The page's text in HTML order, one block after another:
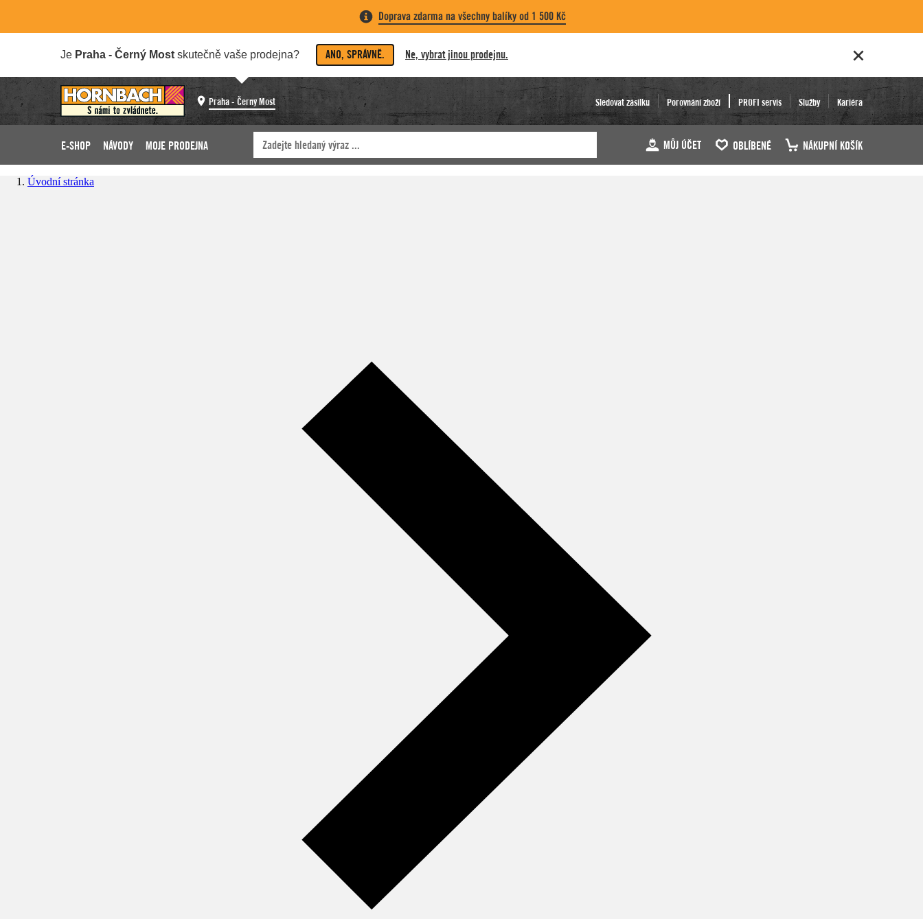
Doprava zdarma na všechny balíky od 1 500 Kč
Je Praha - Černý Most skutečně vaše prodejna? ANO, SPRÁVNĚ. Ne, vybrat jinou prodejnu.
Praha - Černý Most Sledovat zásilku Porovnání zboží PROFI servis Služby Kariéra
E-SHOP NÁVODY MOJE PRODEJNA MŮJ ÚČET OBLÍBENÉ NÁKUPNÍ KOŠÍK
Úvodní stránka